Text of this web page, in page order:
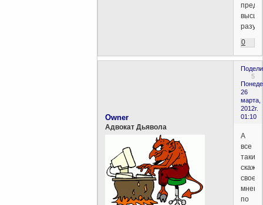
0
5
26
марта,
2012г.
01:10
Owner
Адвокат Дьявола
А
все
таки
скажи
свое
по